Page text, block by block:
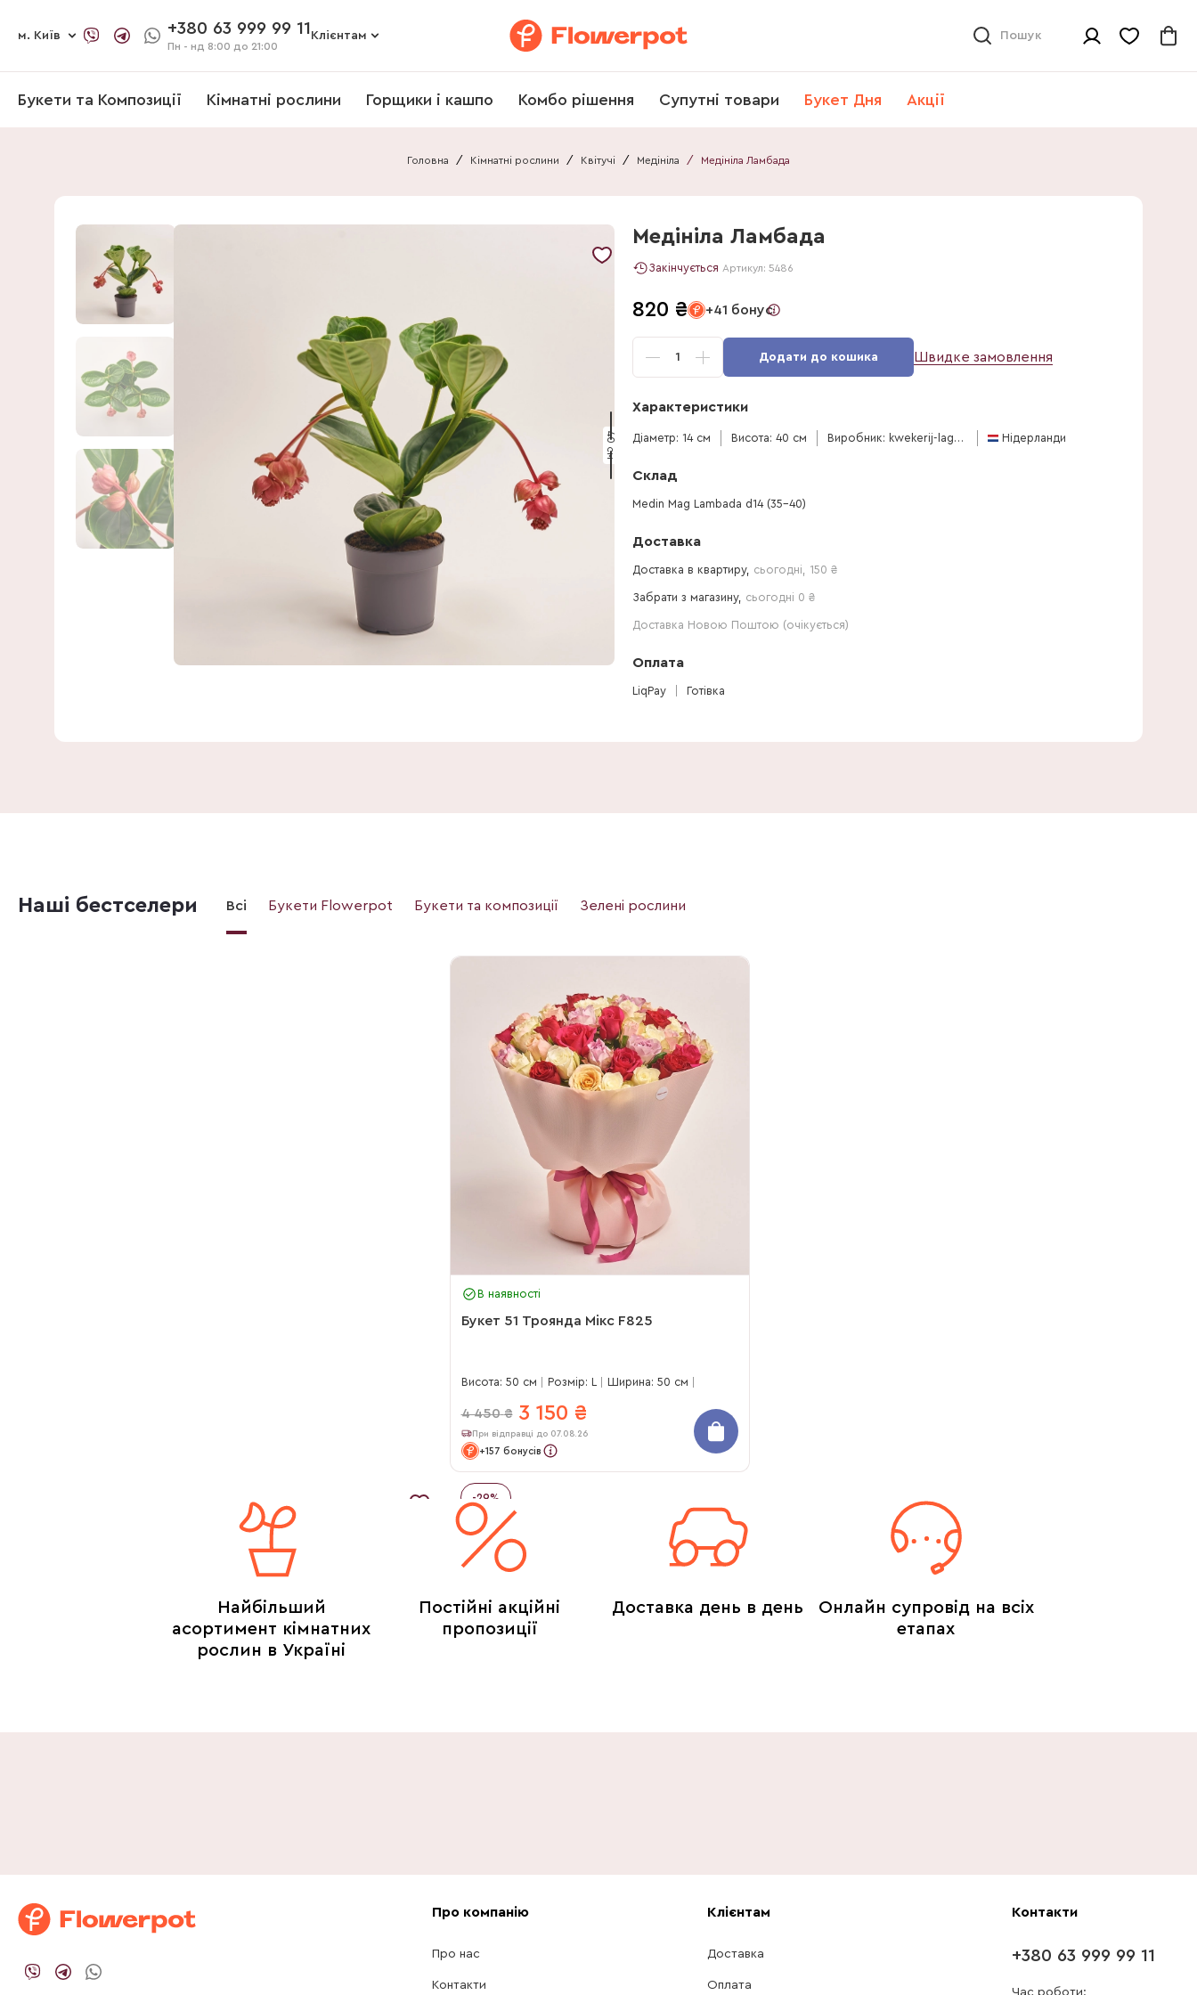
м. Київ +380 63 999 99 11
Пн - нд 8:00 до 21:00
Клієнтам Пошук
Букети та Композиції Кімнатні рослини Горщики і кашпо Комбо рішення Супутні товари Букет Дня Акції
Головна / Кімнатні рослини / Квітучі / Медініла / Медініла Ламбада
40 см 40 см
Медініла Ламбада
Закінчується Артикул: 5486
820 ₴ +41 бонус
1 Додати до кошика Швидке замовлення
Характеристики
Діаметр: 14 см Висота: 40 см Виробник: kwekerij-laguna-bv Нідерланди
Склад
Medin Mag Lambada d14 (35-40)
Доставка
Доставка в квартиру, сьогодні 150 ₴
Забрати з магазину, сьогодні 0 ₴
Доставка Новою Поштою (очікується)
Оплата
LiqPay Готівка
Наші бестселери Всі Букети Flowerpot Букети та композиції Зелені рослини
В наявності
Букет 51 Троянда Мікс F825
Висота: 50 см Розмір: L Ширина: 50 см
4 450 ₴ 3 150 ₴
При відправці до 07.08.26
+157 бонусів
-29%
Найбільший
асортимент кімнатних
рослин в Україні
Постійні акційні
пропозиції
Доставка день в день
Онлайн супровід на всіх
етапах
Про компанію
Про нас
Контакти
Клієнтам
Доставка
Оплата
Контакти
+380 63 999 99 11
Час роботи: